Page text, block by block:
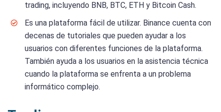
trading, incluyendo BNB, BTC, ETH y Bitcoin Cash.
Es una plataforma fácil de utilizar. Binance cuenta con
decenas de tutoriales que pueden ayudar a los
usuarios con diferentes funciones de la plataforma.
También ayuda a los usuarios en la asistencia técnica
cuando la plataforma se enfrenta a un problema
informático complejo.